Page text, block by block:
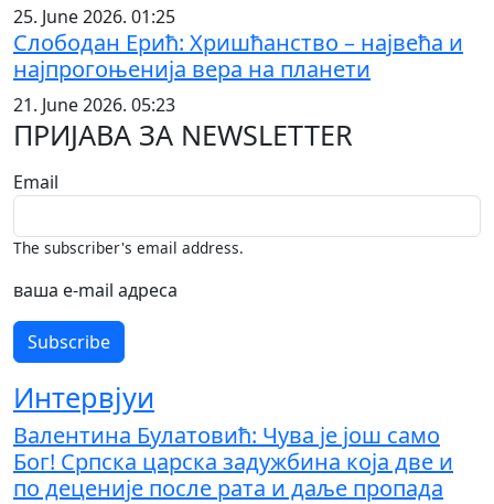
25. June 2026. 01:25
Слободан Ерић: Хришћанство – највећа и
најпрогоњенија вера на планети
21. June 2026. 05:23
ПРИЈАВА ЗА NEWSLETTER
Email
The subscriber's email address.
ваша е-mail адреса
Интервјуи
Валентина Булатовић: Чува је још само
Бог! Српска царска задужбина која две и
по деценије после рата и даље пропада